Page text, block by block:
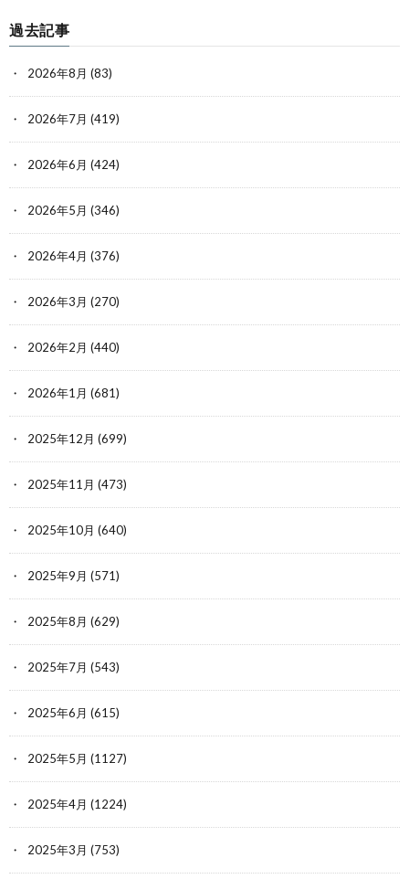
過去記事
2026年8月 (83)
2026年7月 (419)
2026年6月 (424)
2026年5月 (346)
2026年4月 (376)
2026年3月 (270)
2026年2月 (440)
2026年1月 (681)
2025年12月 (699)
2025年11月 (473)
2025年10月 (640)
2025年9月 (571)
2025年8月 (629)
2025年7月 (543)
2025年6月 (615)
2025年5月 (1127)
2025年4月 (1224)
2025年3月 (753)